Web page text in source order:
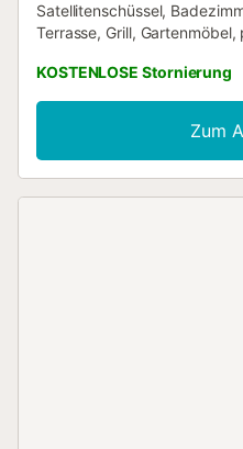
Satellitenschüssel,
Terrasse, Grill,
frisch bleibt. Kleiner Garten
auf die Berge, ruhig, im
vom Strand entfernt.
Fußballplatz, Kinderspielen,
KOSTENLOSE Stornierung
Zum